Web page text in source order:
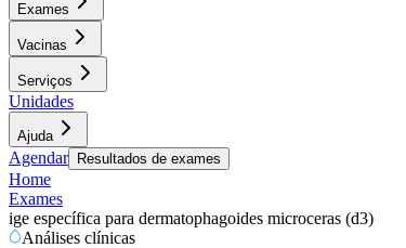
Exames
Vacinas
Serviços
Unidades
Ajuda
Agendar Resultados de exames
Home
Exames
ige específica para dermatophagoides microceras (d3)
Análises clínicas